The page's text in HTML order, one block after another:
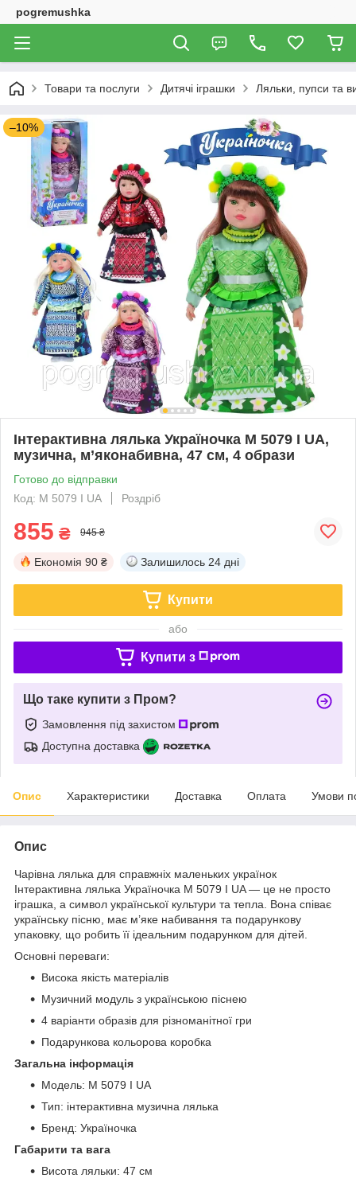
pogremushka
Товари та послуги Дитячі іграшки Ляльки, пупси та
–10%
Інтерактивна лялька Україночка M 5079 I UA,
музична, м’яконабивна, 47 см, 4 образи
Готово до відправки
Код: M 5079 I UA
Роздріб
855 ₴ 945 ₴
Економія 90 ₴ Залишилось 24 дні
Купити
або
Купити з
Що таке купити з Пром?
Замовлення під захистом
Доступна доставка
Опис Характеристики Доставка Оплата Умови
Опис
Чарівна лялька для справжніх маленьких українок
Інтерактивна лялька Україночка M 5079 I UA — це не просто
іграшка, а символ української культури та тепла. Вона співає
українську пісню, має м’яке набивання та подарункову
упаковку, що робить її ідеальним подарунком для дітей.
Основні переваги:
Висока якість матеріалів
Музичний модуль з українською піснею
4 варіанти образів для різноманітної гри
Подарункова кольорова коробка
Загальна інформація
Модель: M 5079 I UA
Тип: інтерактивна музична лялька
Бренд: Україночка
Габарити та вага
Висота ляльки: 47 см